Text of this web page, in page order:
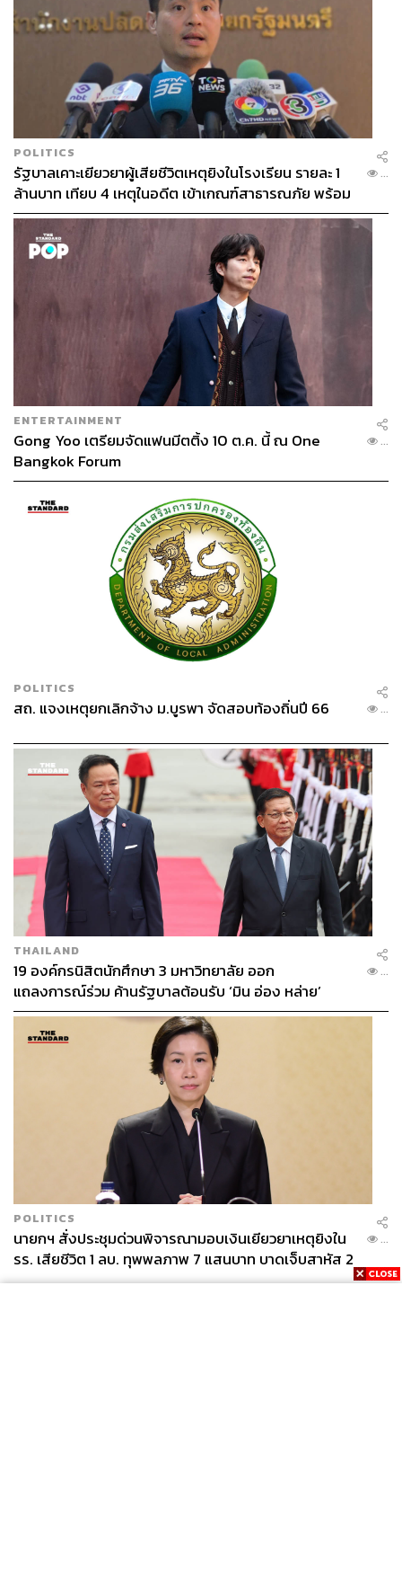
POLITICS
รัฐบาลเคาะเยียวยาผู้เสียชีวิตเหตุยิงในโรงเรียน รายละ 1
ล้านบาท เทียบ 4 เหตุในอดีต เข้าเกณฑ์สาธารณภัย พร้อม
เร่งจ่ายโดยเร็ว
...
ENTERTAINMENT
Gong Yoo เตรียมจัดแฟนมีตติ้ง 10 ต.ค. นี้ ณ One
Bangkok Forum
...
POLITICS
สถ. แจงเหตุยกเลิกจ้าง ม.บูรพา จัดสอบท้องถิ่นปี 66 ...
THAILAND
19 องค์กรนิสิตนักศึกษา 3 มหาวิทยาลัย ออก
แถลงการณ์ร่วม ค้านรัฐบาลต้อนรับ ‘มิน อ่อง หล่าย’
...
POLITICS
นายกฯ สั่งประชุมด่วนพิจารณามอบเงินเยียวยาเหตุยิงใน
รร. เสียชีวิต 1 ลบ. ทุพพลภาพ 7 แสนบาท บาดเจ็บสาหัส 2
แสนบาท บาดเจ็บเล็กน้อย 1 แสนบาท
...